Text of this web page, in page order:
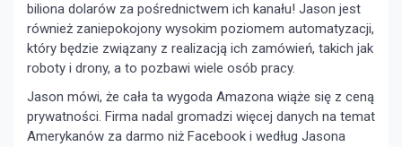
biliona dolarów za pośrednictwem ich kanału! Jason jest
również zaniepokojony wysokim poziomem automatyzacji,
który będzie związany z realizacją ich zamówień, takich jak
roboty i drony, a to pozbawi wiele osób pracy.
Jason mówi, że cała ta wygoda Amazona wiąże się z ceną
prywatności. Firma nadal gromadzi więcej danych na temat
Amerykanów za darmo niż Facebook i według Jasona